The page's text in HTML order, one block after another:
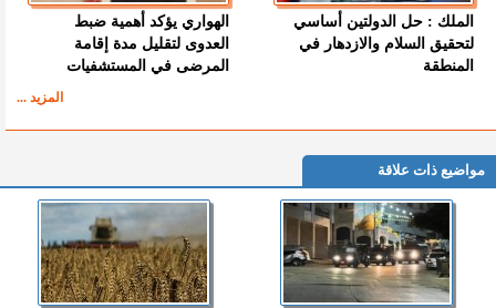
الملك : حل الدولتين أساسي
لتحقيق السلام والازدهار في
المنطقة
الهواري يؤكد أهمية ضبط
العدوى لتقليل مدة إقامة
المرضى في المستشفيات
المزيد ...
مواضيع ذات علاقة